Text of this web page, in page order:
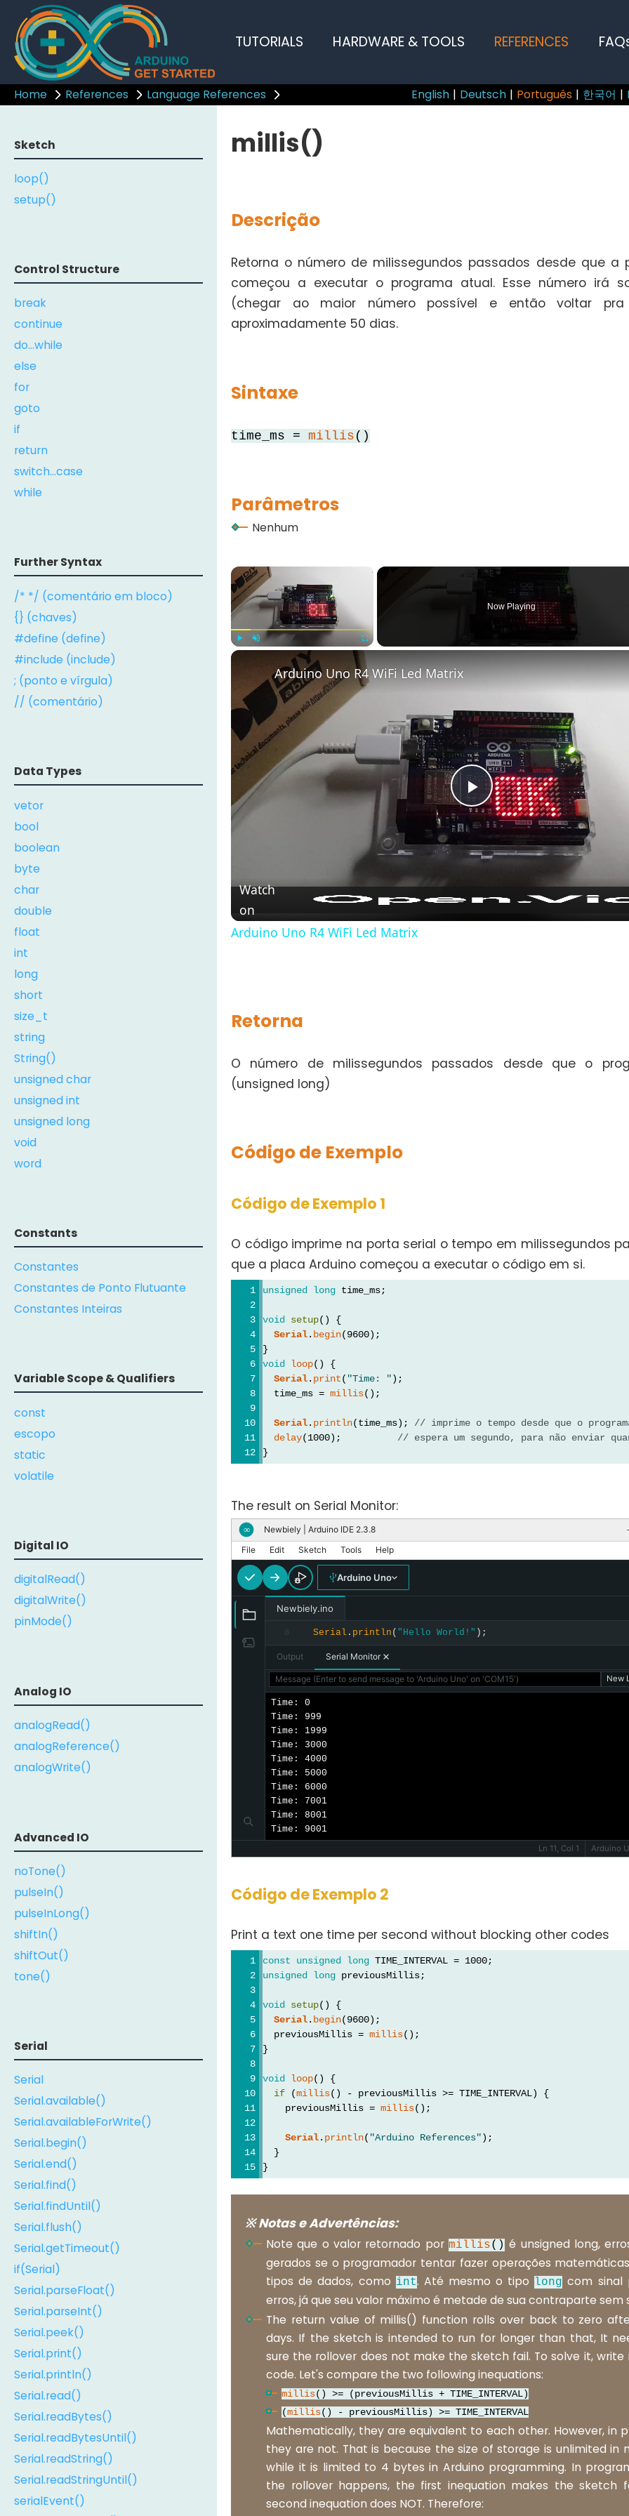
TUTORIALS HARDWARE & TOOLS REFERENCES
Home References Language References English | Deutsch | Português | 한국어 |
Sketch
loop()
setup()
Control Structure
break
continue
do...while
else
for
goto
if
return
switch...case
while
Further Syntax
/* */ (comentário em bloco)
{} (chaves)
#define (define)
#include (include)
; (ponto e vírgula)
// (comentário)
Data Types
vetor
bool
boolean
byte
char
double
float
int
long
short
size_t
string
String()
unsigned char
unsigned int
unsigned long
void
word
Constants
Constantes
Constantes de Ponto Flutuante
Constantes Inteiras
Variable Scope & Qualifiers
const
escopo
static
volatile
Digital IO
digitalRead()
digitalWrite()
pinMode()
Analog IO
analogRead()
analogReference()
analogWrite()
Advanced IO
noTone()
pulseIn()
pulseInLong()
shiftIn()
shiftOut()
tone()
Serial
Serial
Serial.available()
Serial.availableForWrite()
Serial.begin()
Serial.end()
Serial.find()
Serial.findUntil()
Serial.flush()
Serial.getTimeout()
if(Serial)
Serial.parseFloat()
Serial.parseInt()
Serial.peek()
Serial.print()
Serial.println()
Serial.read()
Serial.readBytes()
Serial.readBytesUntil()
Serial.readString()
Serial.readStringUntil()
serialEvent()
millis()
Descrição
Retorna o número de milissegundos passados desde que a
começou a executar o programa atual. Esse número irá
(chegar ao maior número possível e então voltar pra
aproximadamente 50 dias.
Sintaxe
time_ms =millis ()
Parâmetros
Nenhum
Now Playing
Play
Video
Arduino Uno R4 WiFi Led Matrix
Watch
on
Arduino Uno R4 WiFi Led Matrix
Retorna
O número de milissegundos passados desde que o
(unsigned long)
Código de Exemplo
Código de Exemplo 1
O código imprime na porta serial o tempo em milissegundos
que a placa Arduino começou a executar o código em si.
unsigned long time_ms;
void setup() {
Serial. begin(9600);
}
void loop() {
Serial. print( "Time: ");
  time_ms =
millis();
Serial. println(time_ms); // imprime o tempo desde que o
delay(1000); // espera um segundo, para não enviar
}
The result on Serial Monitor:
∞ Newbiely | Arduino IDE 2.3.8
File Edit Sketch Tools Help
Arduino Uno
Newbiely.ino
8 Serial . println ( "Hello World!" );
Output Serial Monitor
Message (Enter to send message to 'Arduino Uno' on 'COM15') New
Time: 0
Time: 999
Time: 1999
Time: 3000
Time: 4000
Time: 5000
Time: 6000
Time: 7001
Time: 8001
Time: 9001
Ln 11, Col 1
Arduino
Código de Exemplo 2
Print a text one time per second without blocking other codes
const unsigned long TIME_INTERVAL = 1000;
unsigned
long previousMillis;
void setup() {
Serial. begin(9600);
  previousMillis =
millis();
}
void loop() {
if (millis() - previousMillis >= TIME_INTERVAL) {
    previousMillis =
millis();
Serial. println( "Arduino References");
  }
}
※ Notas e Advertências:
Note que o valor retornado por millis()é unsigned long,
gerados se o programador tentar fazer operações
tipos de dados, como int. Até mesmo o tipolong com sinal
erros, já que seu valor máximo é metade de sua contraparte sem
The return value of millis() function rolls over back to zero
days. If the sketch is intended to run for longer than that, It
sure the rollover does not make the sketch fail. To solve it,
code. Let's compare the two following inequations:
millis() >= (previousMillis + TIME_INTERVAL)
(millis() - previousMillis) >= TIME_INTERVAL
Mathematically, they are equivalent to each other. However, in
they are not. That is because the size of storage is unlimited in
while it is limited to 4 bytes in Arduino programming. In
the rollover happens, the first inequation makes the sketch
second inequation does NOT. Therefore: